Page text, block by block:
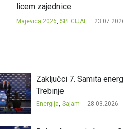
licem zajednice
Majevica 2026, SPECIJAL
Zaključci 7. Samita
Trebinje
Energija,Sajam 28.03.2026.